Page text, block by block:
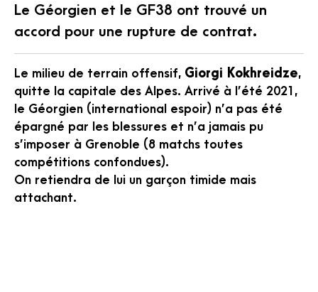
Le Géorgien et le GF38 ont trouvé un
accord pour une rupture de contrat.
Le milieu de terrain offensif, Giorgi Kokhreidze,
quitte la capitale des Alpes. Arrivé à l’été 2021,
le Géorgien (international espoir) n’a pas été
épargné par les blessures et n’a jamais pu
s’imposer à Grenoble (8 matchs toutes
compétitions confondues).
On retiendra de lui un garçon timide mais
attachant.